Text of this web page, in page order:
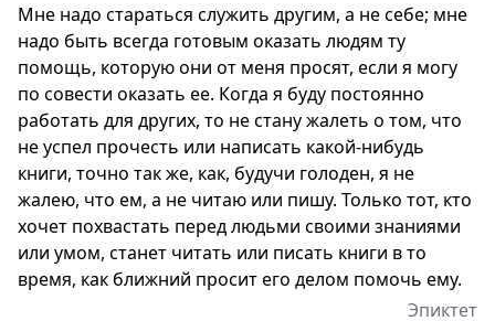
Мне надо стараться служить другим, а не себе; мне
надо быть всегда готовым оказать людям ту
помощь, которую они от меня просят, если я могу
по совести оказать ее. Когда я буду постоянно
работать для других, то не стану жалеть о том, что
не успел прочесть или написать какой-нибудь
книги, точно так же, как, будучи голоден, я не
жалею, что ем, а не читаю или пишу. Только тот, кто
хочет похвастать перед людьми своими знаниями
или умом, станет читать или писать книги в то
время, как ближний просит его делом помочь ему.
Эпиктет